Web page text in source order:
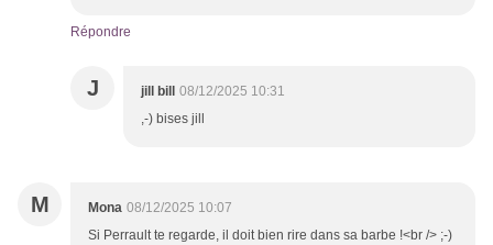
Répondre
J jill bill
08/12/2025 10:31
,-) bises jill
M Mona 08/12/2025 10:07
Si Perrault te regarde, il doit bien rire dans sa barbe !<br /> ;-)